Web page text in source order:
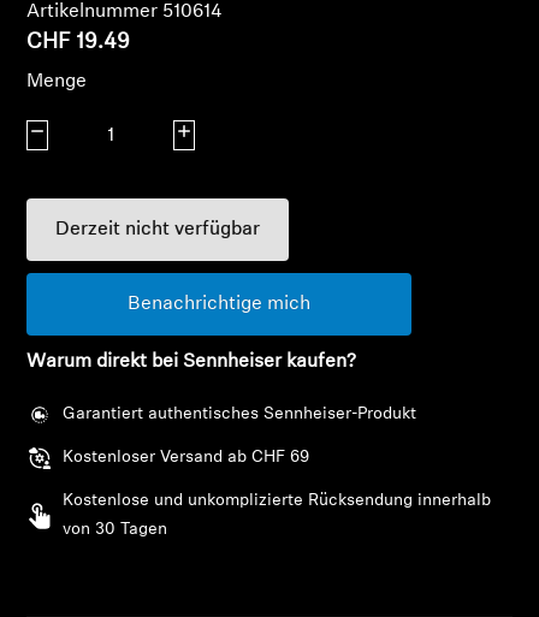
Hörer-Ressourcen
Original-Hörteile & Zubehör
AMBEO Soundbars und Subs
AMBEO entdecken
AMBEO Ersatzteile & Zubehör
Entdecken
Über uns
Artikelnummer 510614
CHF 19.49
Menge
Menge verringern Menge erhöhen
Derzeit nicht verfügbar
Benachrichtige mich
Warum direkt bei Sennheiser kaufen?
Garantiert authentisches Sennheiser-Produkt
Kostenloser Versand ab CHF 69
Kostenlose und unkomplizierte Rücksendung innerhalb
von 30 Tagen